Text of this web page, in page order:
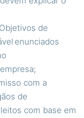
de
enunciados
com a
de
com base em